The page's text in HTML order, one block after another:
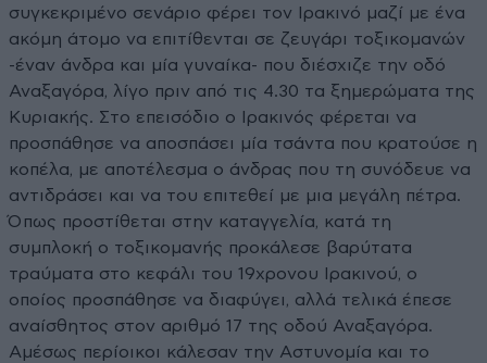
συγκεκριμένο σενάριο φέρει τον Ιρακινό μαζί με ένα
ακόμη άτομο να επιτίθενται σε ζευγάρι τοξικομανών
-έναν άνδρα και μία γυναίκα- που διέσχιζε την οδό
Αναξαγόρα, λίγο πριν από τις 4.30 τα ξημερώματα της
Κυριακής. Στο επεισόδιο ο Ιρακινός φέρεται να
προσπάθησε να αποσπάσει μία τσάντα που κρατούσε η
κοπέλα, με αποτέλεσμα ο άνδρας που τη συνόδευε να
αντιδράσει και να του επιτεθεί με μια μεγάλη πέτρα.
Όπως προστίθεται στην καταγγελία, κατά τη
συμπλοκή ο τοξικομανής προκάλεσε βαρύτατα
τραύματα στο κεφάλι του 19χρονου Ιρακινού, ο
οποίος προσπάθησε να διαφύγει, αλλά τελικά έπεσε
αναίσθητος στον αριθμό 17 της οδού Αναξαγόρα.
Αμέσως περίοικοι κάλεσαν την Αστυνομία και το